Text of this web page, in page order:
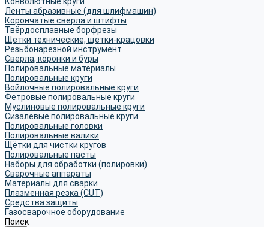
Ленты абразивные (для шлифмашин)
Корончатые сверла и штифты
Твёрдосплавные борфрезы
Щетки технические, щетки-крацовки
Резьбонарезной инструмент
Сверла, коронки и буры
Полировальные материалы
Полировальные круги
Войлочные полировальные круги
Фетровые полировальные круги
Муслиновые полировальные круги
Cизалевые полировальные круги
Полировальные головки
Полировальные валики
Щётки для чистки кругов
Полировальные пасты
Наборы для обработки (полировки)
Сварочные аппараты
Материалы для сварки
Плазменная резка (CUT)
Средства защиты
Газосварочное оборудование
Поиск